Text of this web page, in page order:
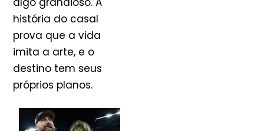
história do casal
prova que a vida
imita a arte, e o
destino tem seus
próprios planos.